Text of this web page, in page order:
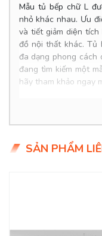
Mẫu tủ bếp chữ L
nhỏ khác nhau. Ưu
và tiết giảm diện
đồ nội thất khác. Tủ
đa dạng phong cách
đang tìm kiếm một
hãy tham khảo ngay
Kích thước: Đặt
trầy.SẢN PHẨM